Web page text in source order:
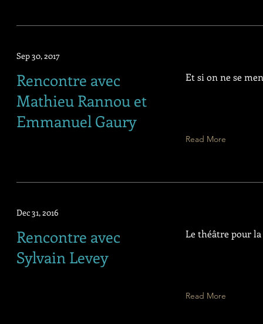
Sep 30, 2017
Rencontre avec
Mathieu Rannou et
Emmanuel Gaury
Et si on ne se
Read More
Dec 31, 2016
Rencontre avec
Sylvain Levey
Le théâtre pour la
Read More